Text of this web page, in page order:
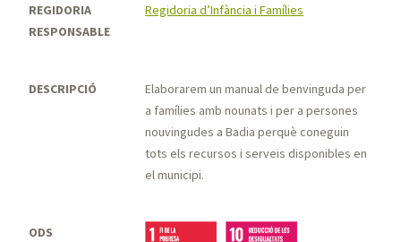
REGIDORIA
RESPONSABLE
Regidoria d’Infància i Famílies
DESCRIPCIÓ
Elaborarem un manual de benvinguda per
a famílies amb nounats i per a persones
nouvingudes a Badia perquè coneguin
tots els recursos i serveis disponibles en
el municipi.
ODS